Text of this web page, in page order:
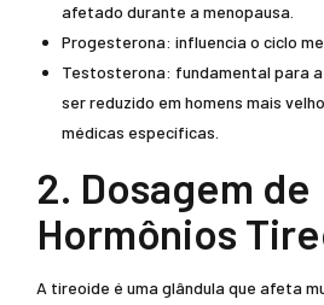
afetado durante a menopausa.
Progesterona: influencia o ciclo
Testosterona: fundamental para a
ser reduzido em homens mais
médicas específicas.
2. Dosagem de
Hormônios
A tireoide é uma glândula que afeta